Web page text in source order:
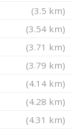
(3.5 km)
(3.54 km)
(3.71 km)
(3.79 km)
(4.14 km)
(4.28 km)
(4.31 km)